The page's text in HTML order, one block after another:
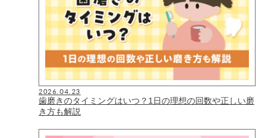
2026.04.23
歯磨きのタイミングはいつ？1日の理想の回数や正しい磨
き方も解説